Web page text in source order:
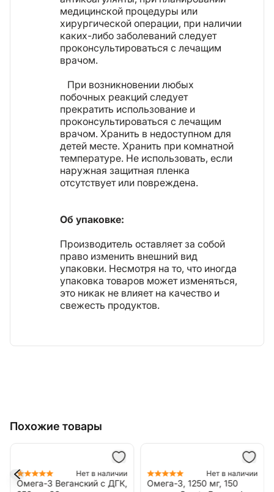
медицинской процедуры или
хирургической операции, при наличии
каких-либо заболеваний следует
проконсультироваться с лечащим
врачом.
При возникновении любых
побочных реакций следует
прекратить использование и
проконсультироваться с лечащим
врачом. Хранить в недоступном для
детей месте. Хранить при комнатной
температуре. Не использовать, если
наружная защитная пленка
отсутствует или повреждена.
Об упаковке:
Производитель оставляет за собой
право изменить внешний вид
упаковки. Несмотря на то, что иногда
упаковка товаров может изменяться,
это никак не влияет на качество и
свежесть продуктов.
Похожие товары
Нет в наличии
Омега-3 Веганский с ДГК,
Нет в наличии
Омега-3, 1250 мг, 150